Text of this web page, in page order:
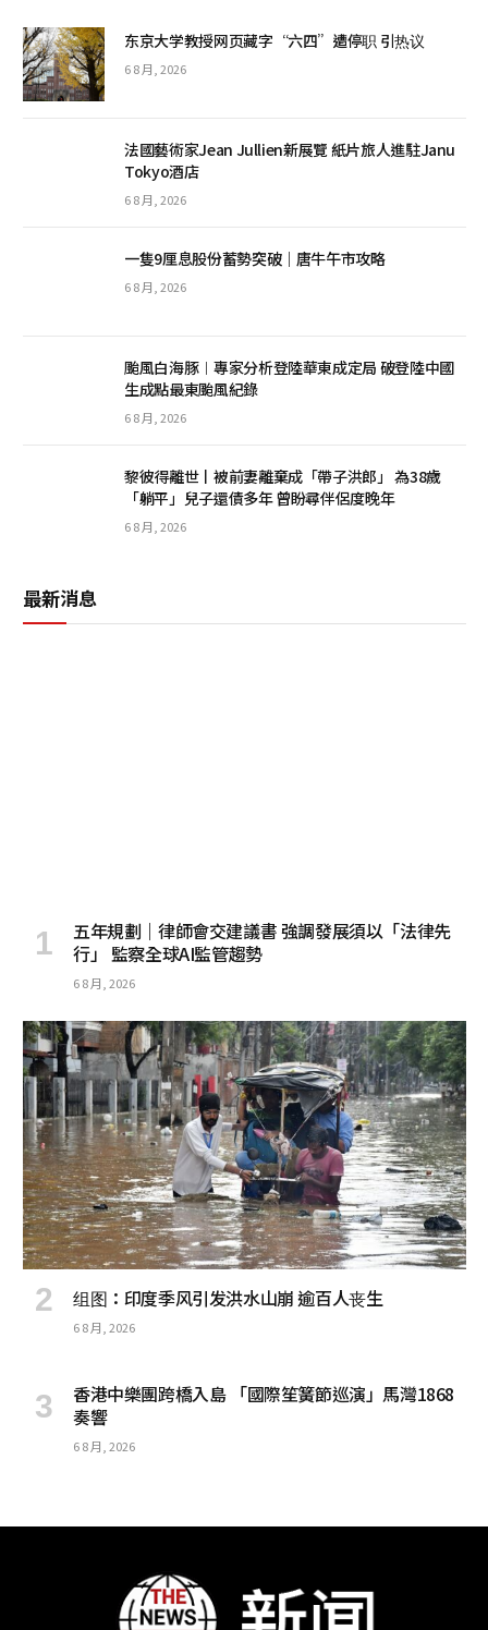
东京大学教授网页藏字“六四”遭停职 引热议
6 8 月, 2026
法國藝術家Jean Jullien新展覽 紙片旅人進駐Janu
Tokyo酒店
6 8 月, 2026
一隻9厘息股份蓄勢突破｜唐牛午市攻略
6 8 月, 2026
颱風白海豚︱專家分析登陸華東成定局 破登陸中國
生成點最東颱風紀錄
6 8 月, 2026
黎彼得離世丨被前妻離棄成「帶子洪郎」 為38歲
「躺平」兒子還債多年 曾盼尋伴侶度晚年
6 8 月, 2026
最新消息
五年規劃｜律師會交建議書 強調發展須以「法律先
行」 監察全球AI監管趨勢
6 8 月, 2026
组图：印度季风引发洪水山崩 逾百人丧生
6 8 月, 2026
香港中樂團跨橋入島 「國際笙簧節巡演」馬灣1868
奏響
6 8 月, 2026